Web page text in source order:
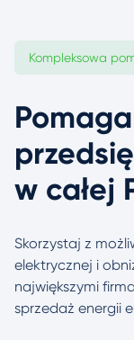
Kompleksowa
w całej
Skorzystaj z
elektrycznej i
największymi
sprzedaż energii